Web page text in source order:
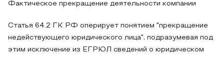
Фактическое прекращение деятельности компании
Статья 64.2 ГК РФ оперирует понятием "прекращение
недействующего юридического лица", подразумевая под
этим исключение из ЕГРЮЛ сведений о юридическом